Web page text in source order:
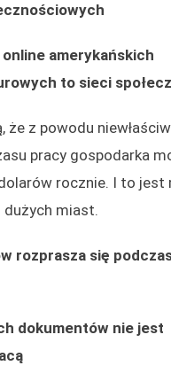
amerykańskich
to sieci
że z powodu
pracy gospodarka
rocznie. I to jest
miast.
rozprasza się
dokumentów nie jest